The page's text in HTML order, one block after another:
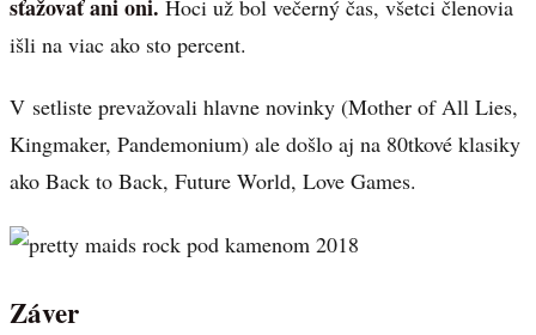
sťažovať ani oni. Hoci už bol večerný čas, všetci členovia
išli na viac ako sto percent.
V setliste prevažovali hlavne novinky (Mother of All Lies,
Kingmaker, Pandemonium) ale došlo aj na 80tkové klasiky
ako Back to Back, Future World, Love Games.
Záver